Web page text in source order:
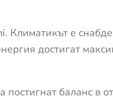
е
достигат
баланс в